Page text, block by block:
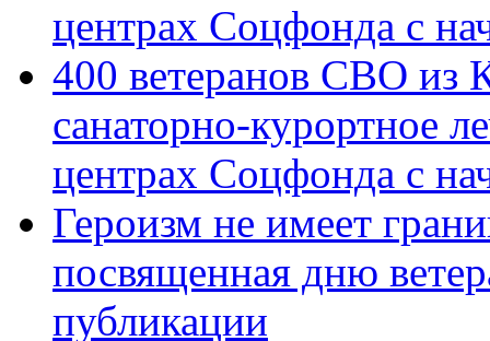
центрах Соцфонда с
400 ветеранов СВО из
санаторно-курортное
центрах Соцфонда с
Героизм не имеет
посвященная дню
публикации